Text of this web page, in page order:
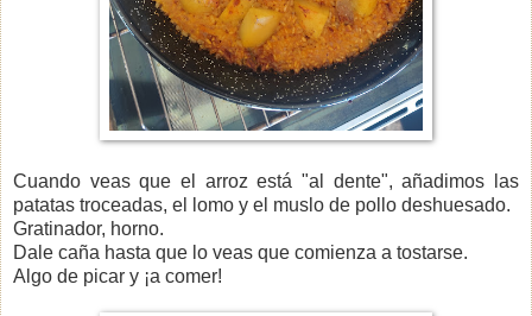
Cuando veas que el arroz está "al dente", añadimos las
patatas troceadas, el lomo y el muslo de pollo deshuesado.
Gratinador, horno.
Dale caña hasta que lo veas que comienza a tostarse.
Algo de picar y ¡a comer!